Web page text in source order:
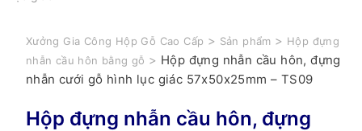
Xưởng Gia Công Hộp Gỗ Cao Cấp > Sản phẩm > Hộp đựng
nhẫn cầu hôn bằng gỗ > Hộp đựng nhẫn cầu hôn, đựng
nhẫn cưới gỗ hình lục giác 57x50x25mm – TS09
Hộp đựng nhẫn cầu hôn, đựng